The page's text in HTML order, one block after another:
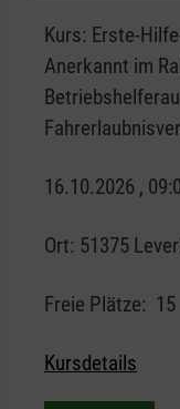
Kurs: Erste-
Anerkannt im
16.10.2026 ,
Ort: 51375
Freie Plätze: 15
Kursdetails